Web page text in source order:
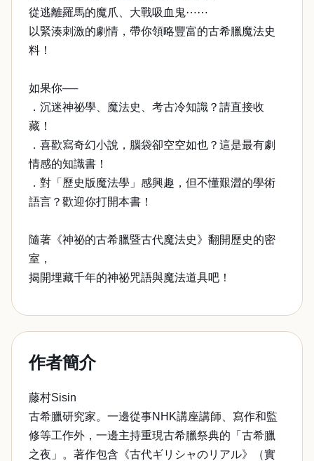
從逃離羅馬的魔爪、大戰吸血鬼⋯⋯
以緊湊刺激的劇情，帶你領略豐富的古希臘魔法史
料！
如果你──
．沉迷神祕學、魔法史、考古冷知識？請直接收
藏！
．喜歡寫奇幻小說，腦袋卻空空如也？這是最有劇
情感的知識書！
．對「歷史版魔法學」感興趣，但不懂艱澀的學術
語言？歡迎你打開本書！
隨著《神祕的古希臘暨古代魔法史》翻開歷史的密
室，
揭開埋藏千年的神祕咒語與魔法道具吧！
作者簡介
藤村Sisin
古希臘研究家。一邊從事NHK講座講師、寫作和監
修等工作外，一邊主持重現古希臘祭典的「古希臘
之夜」。著作包含《古代ギリシャのリアル》（實